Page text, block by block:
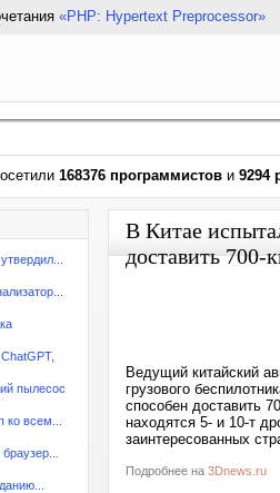
«PHP: Hypertext Preprocessor»
168376 программистов и 9294
пылесос
ко всем...
В Китае
доставить 700-
Ведущий китайский
грузового
способен доставить
находятся 5- и 10-т
заинтересованных
Подробнее на 3Dnews.ru